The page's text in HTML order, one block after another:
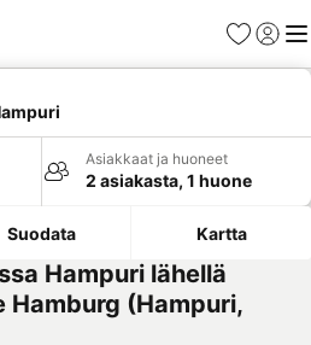
Suosikit
Asiakkaat ja huoneet
2 asiakasta, 1 huone
Suodata Kartta
Hampuri lähellä
(Hampuri,